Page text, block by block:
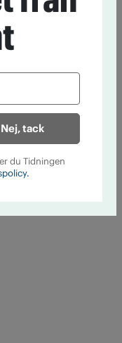
Nej, tack
du Tidningen